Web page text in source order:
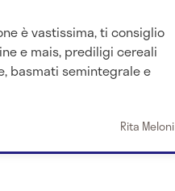
è vastissima, ti consiglio
e mais, prediligi cereali
basmati semintegrale e
Rita Meloni